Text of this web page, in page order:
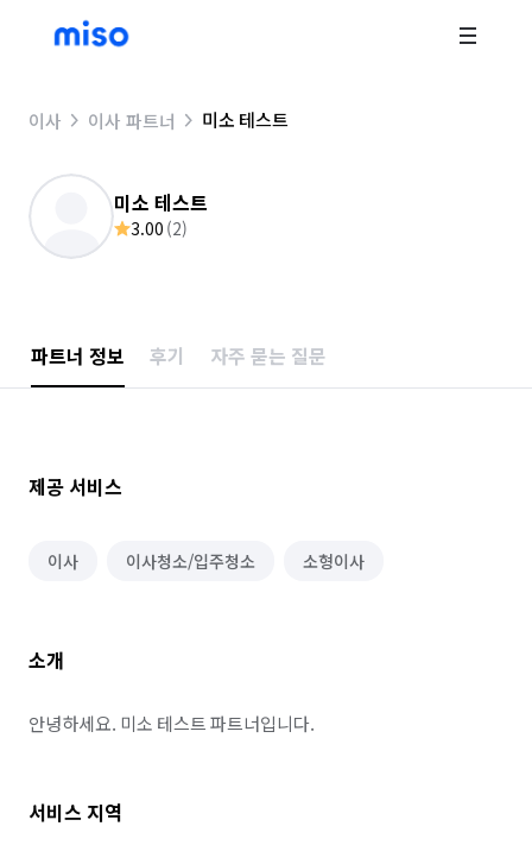
이사 이사 파트너 미소 테스트
미소 테스트
3.00 (2)
파트너 정보 후기 자주 묻는 질문
제공 서비스
이사 이사청소/입주청소 소형이사
소개
안녕하세요. 미소 테스트 파트너입니다.
서비스 지역